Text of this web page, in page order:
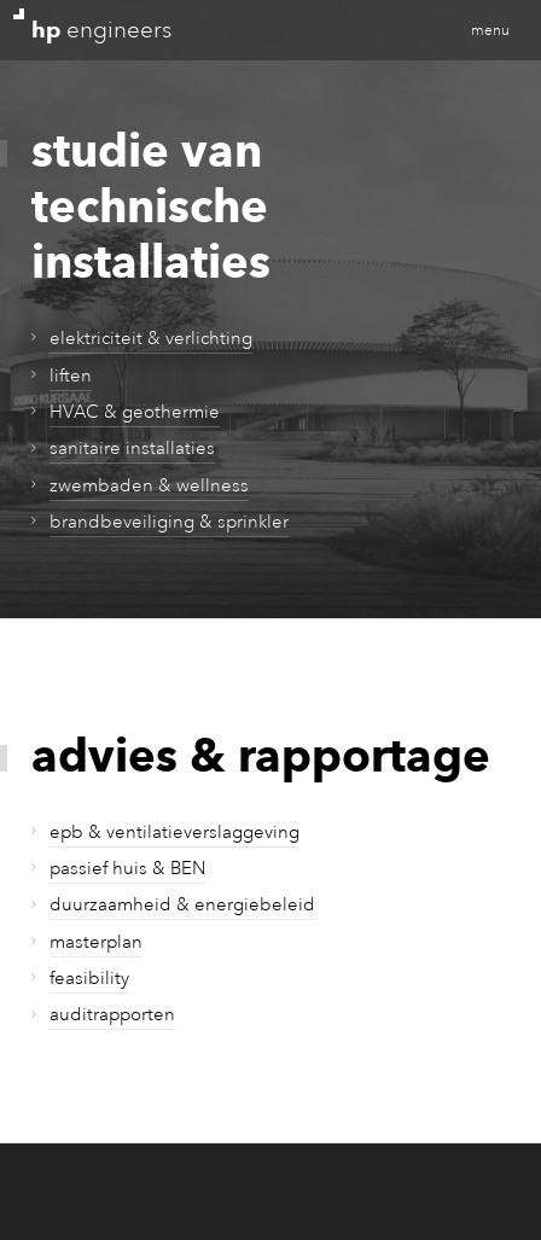
hpengineers menu
studie van
technische
installaties
elektriciteit & verlichting
liften
HVAC & geothermie
sanitaire installaties
zwembaden & wellness
brandbeveiliging & sprinkler
advies & rapportage
epb & ventilatieverslaggeving
passief huis & BEN
duurzaamheid & energiebeleid
masterplan
feasibility
auditrapporten